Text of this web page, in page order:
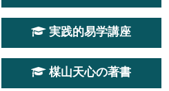
この講座はただ今募集中です。
第19期立命塾実践的四柱推
命学講座
2026-03-20～2026-07-19
実践的易学講座
楳山天心の著書